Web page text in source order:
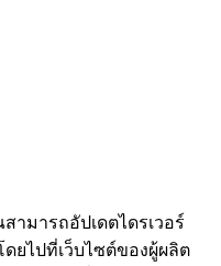
ามารถอัปเดตไดรเวอร์
ดยไปที่เว็บไซต์ของผู้ผลิต